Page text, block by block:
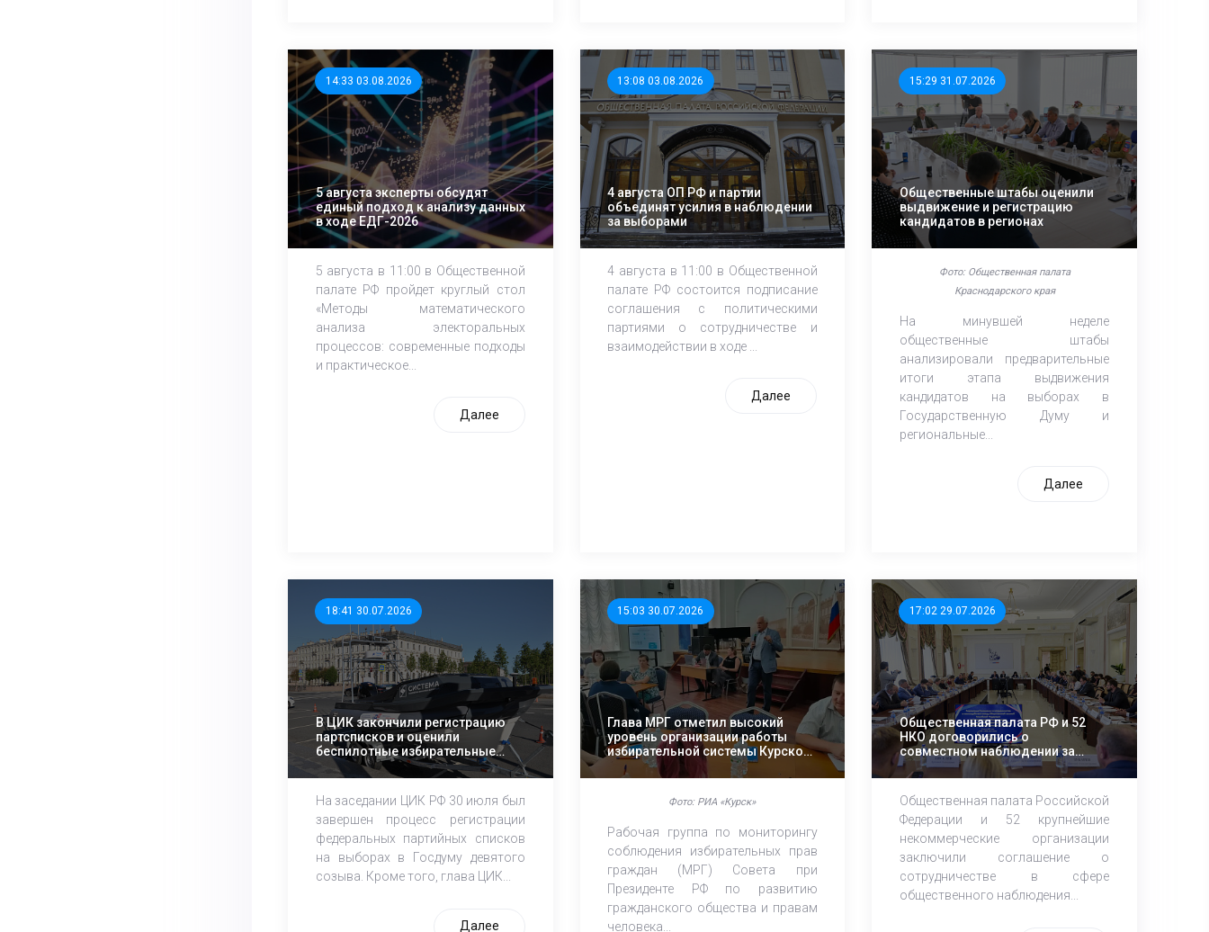
14:33 03.08.2026
5 августа эксперты обсудят
единый подход к анализу данных
в ходе ЕДГ-2026
5 августа в 11:00 в Общественной
палате РФ пройдет круглый стол
«Методы математического
анализа электоральных
процессов: современные подходы
и практическое...
Далее
13:08 03.08.2026
4 августа ОП РФ и партии
объединят усилия в наблюдении
за выборами
4 августа в 11:00 в Общественной
палате РФ состоится подписание
соглашения с политическими
партиями о сотрудничестве и
взаимодействии в ходе ...
Далее
15:29 31.07.2026
Общественные штабы оценили
выдвижение и регистрацию
кандидатов в регионах
Фото: Общественная палата
Краснодарского края
На минувшей неделе
общественные штабы
анализировали предварительные
итоги этапа выдвижения
кандидатов на выборах в
Государственную Думу и
региональные...
Далее
18:41 30.07.2026
В ЦИК закончили регистрацию
партсписков и оценили
беспилотные избирательные
технологии
На заседании ЦИК РФ 30 июля был
завершен процесс регистрации
федеральных партийных списков
на выборах в Госдуму девятого
созыва. Кроме того, глава ЦИК...
Далее
15:03 30.07.2026
Глава МРГ отметил высокий
уровень организации работы
избирательной системы Курской
области
Фото: РИА «Курск»
Рабочая группа по мониторингу
соблюдения избирательных прав
граждан (МРГ) Совета при
Президенте РФ по развитию
гражданского общества и правам
человека...
17:02 29.07.2026
Общественная палата РФ и 52
НКО договорились о
совместном наблюдении за
осенними выборами
Общественная палата Российской
Федерации и 52 крупнейшие
некоммерческие организации
заключили соглашение о
сотрудничестве в сфере
общественного наблюдения...